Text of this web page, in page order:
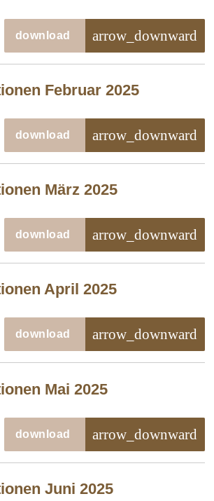
download
arrow_downward
Februar 2025
download
arrow_downward
März 2025
download
arrow_downward
April 2025
download
arrow_downward
Mai 2025
download
arrow_downward
Juni 2025